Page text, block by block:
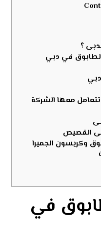
؟
في دبي
معها الشركة
القصيص
وكريسون الجميرا
في